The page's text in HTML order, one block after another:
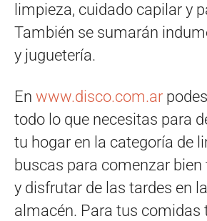
limpieza, cuidado capilar y
También se sumarán
y juguetería.
En www.disco.com.ar
todo lo que necesitas para
tu hogar en la categoría de
buscas para comenzar
y disfrutar de las tardes en
almacén. Para tus comidas